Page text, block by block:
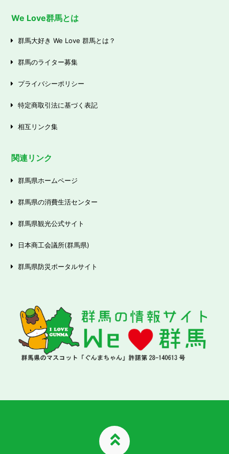
We Love群馬とは
群馬大好き We Love 群馬とは？
群馬のライター募集
プライバシーポリシー
特定商取引法に基づく表記
相互リンク集
関連リンク
群馬県ホームページ
群馬県の消費生活センター
群馬県観光公式サイト
日本商工会議所(群馬県)
群馬県防災ポータルサイト